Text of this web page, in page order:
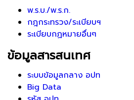
พ.ร.บ./พ.ร.ก.
กฎกระทรวง/ระเบียบฯ
ระเบียบกฏหมายอื่นๆ
ข้อมูลสารสนเทศ
ระบบข้อมูลกลาง อปท
Big Data